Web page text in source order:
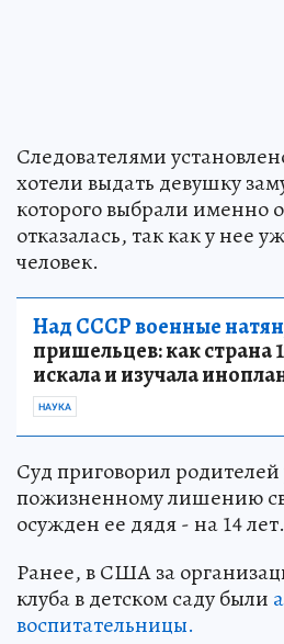
Следователями
хотели выдать девушку
которого выбрали именно
отказалась, так как у нее
человек.
Над СССР военные
пришельцев: как страна
искала и изучала
НАУКА
Суд приговорил
пожизненному лишению
осужден ее дядя - на 14 лет.
Ранее, в США за
клуба в детском саду были
воспитательницы.